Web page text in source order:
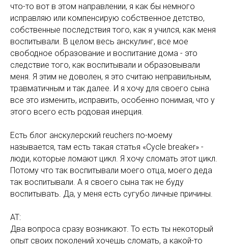
что-то вот в этом направлении, я как бы немного
исправляю или компенсирую собственное детство,
собственные последствия того, как я учился, как меня
воспитывали. В целом весь анскулинг, все мое
свободное образование и воспитание дома - это
следствие того, как воспитывали и образовывали
меня. Я этим не доволен, я это считаю неправильным,
травматичным и так далее. И я хочу для своего сына
все это изменить, исправить, особенно понимая, что у
этого всего есть родовая инерция.
Есть блог анскулерский reuchers по-моему
называется, там есть такая статья «Cycle breaker» -
люди, которые ломают цикл. Я хочу сломать этот цикл.
Потому что так воспитывали моего отца, моего деда
так воспитывали. А я своего сына так не буду
воспитывать. Да, у меня есть сугубо личные причины.
АТ:
Два вопроса сразу возникают. То есть ты некоторый
опыт своих поколений хочешь сломать, а какой-то